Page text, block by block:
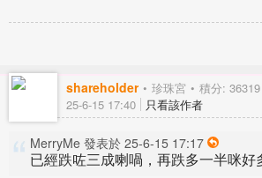
shareholder 珍珠宮 積分: 36319
25-6-15 17:40 只看該作者
MerryMe 發表於 25-6-15 17:17
已經跌咗三成喇喎，再跌多一半咪好